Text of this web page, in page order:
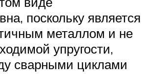
поскольку является
металлом и не
упругости,
сварными циклами